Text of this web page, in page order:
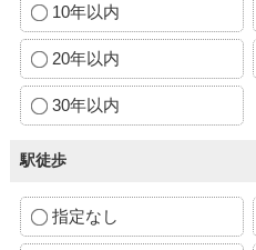
10年以内
20年以内
30年以内
駅徒歩
指定なし